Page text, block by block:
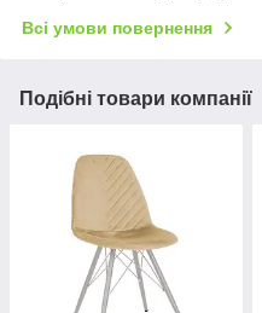
Всі умови повернення
Подібні товари компанії